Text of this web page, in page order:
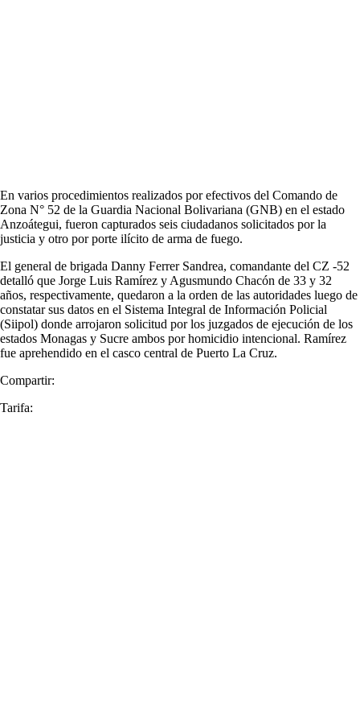
En varios procedimientos realizados por efectivos del Comando de
Zona N° 52 de la Guardia Nacional Bolivariana (GNB) en el estado
Anzoátegui, fueron capturados seis ciudadanos solicitados por la
justicia y otro por porte ilícito de arma de fuego.
El general de brigada Danny Ferrer Sandrea, comandante del CZ -52
detalló que Jorge Luis Ramírez y Agusmundo Chacón de 33 y 32
años, respectivamente, quedaron a la orden de las autoridades luego de
constatar sus datos en el Sistema Integral de Información Policial
(Siipol) donde arrojaron solicitud por los juzgados de ejecución de los
estados Monagas y Sucre ambos por homicidio intencional. Ramírez
fue aprehendido en el casco central de Puerto La Cruz.
Compartir:
Tarifa: